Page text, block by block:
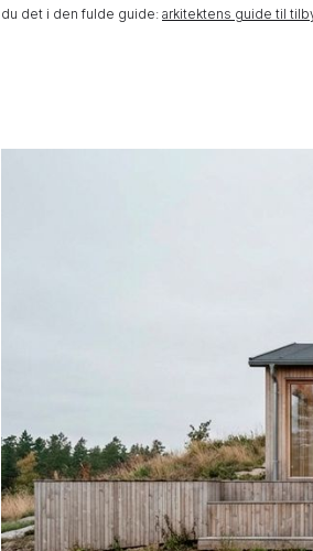
du det i den fulde guide: arkitektens guide til